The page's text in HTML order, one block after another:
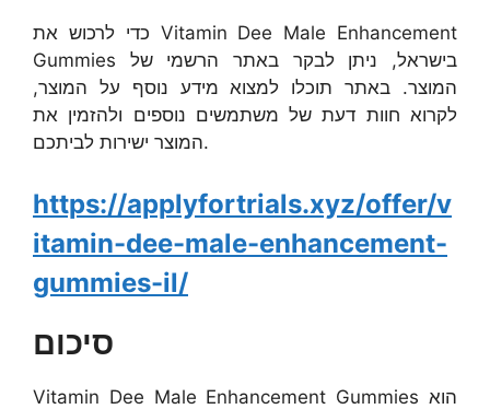
כדי לרכוש את Vitamin Dee Male Enhancement
Gummies בישראל, ניתן לבקר באתר הרשמי של
המוצר. באתר תוכלו למצוא מידע נוסף על המוצר,
לקרוא חוות דעת של משתמשים נוספים ולהזמין את
המוצר ישירות לביתכם.
https://applyfortrials.xyz/offer/v
itamin-dee-male-enhancement-
gummies-il/
סיכום
Vitamin Dee Male Enhancement Gummies הוא